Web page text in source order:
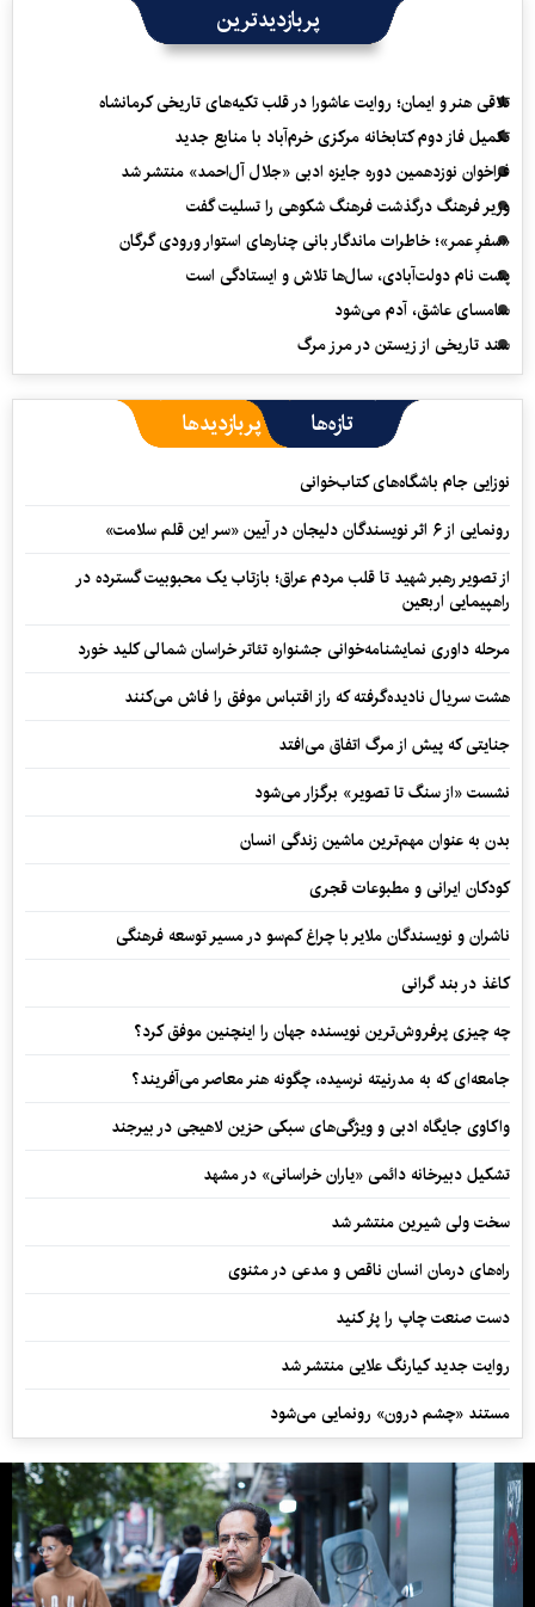
پربازدیدترین
تلاقی هنر و ایمان؛ روایت عاشورا در قلب تکیه‌های تاریخی کرمانشاه
تکمیل فاز دوم کتابخانه مرکزی خرم‌آباد با منابع جدید
فراخوان نوزدهمین دوره جایزه ادبی «جلال آل‌احمد» منتشر شد
وزیر فرهنگ درگذشت فرهنگ شکوهی را تسلیت گفت
«سفرِ عمر»؛ خاطرات ماندگار بانی چنارهای استوار ورودی گرگان
پشت نام دولت‌آبادی، سال‌ها تلاش و ایستادگی است
سامسای عاشق، آدم می‌شود
سند تاریخی از زیستن در مرز مرگ
تازه‌ها پربازدیدها
نوزایی جام باشگاه‌های کتاب‌خوانی
رونمایی از ۶ اثر نویسندگان دلیجان در آیین «سر این قلم سلامت»
از تصویر رهبر شهید تا قلب مردم عراق؛ بازتاب یک محبوبیت گسترده در
راهپیمایی اربعین
مرحله داوری نمایشنامه‌خوانی جشنواره تئاتر خراسان شمالی کلید خورد
هشت سریال نادیده‌گرفته که راز اقتباس موفق را فاش می‌کنند
جنایتی که پیش از مرگ اتفاق می‌افتد
نشست «از سنگ تا تصویر» برگزار می‌شود
بدن به عنوان مهم‌ترین ماشین زندگی انسان
کودکان ایرانی و مطبوعات قجری
ناشران و نویسندگان ملایر با چراغ کم‌سو در مسیر توسعه فرهنگی
کاغذ در بند گرانی
چه چیزی پرفروش‌ترین نویسنده جهان را اینچنین موفق کرد؟
جامعه‌ای که به مدرنیته نرسیده، چگونه هنر معاصر می‌آفریند؟
واکاوی جایگاه ادبی و ویژگی‌های سبکی حزین لاهیجی در بیرجند
تشکیل دبیرخانه دائمی «یاران خراسانی» در مشهد
سخت ولی شیرین منتشر شد
راه‌های درمان انسان ناقص و مدعی در مثنوی
دست صنعت چاپ را پرُ کنید
روایت جدید کیارنگ علایی منتشر شد
مستند «چشم درون» رونمایی می‌شود